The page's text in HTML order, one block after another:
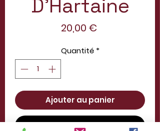
D'Hartaine
20,00 €Prix
Quantité *
Ajouter au panier
Commander et payer